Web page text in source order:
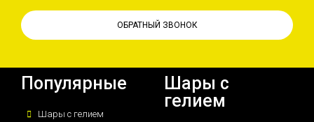
ОБРАТНЫЙ ЗВОНОК
Популярные
Шары с гелием
Шары с
гелием